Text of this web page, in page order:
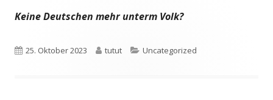
Keine Deutschen mehr unterm Volk?
Veröffentlicht
25. Oktober 2023 Autor
tutut Kategorien
Uncategorized